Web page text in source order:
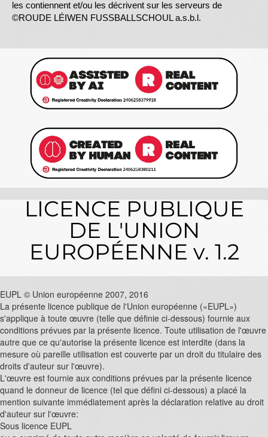
les contiennent et/ou les décrivent sur les serveurs de
©ROUDE LÉIWEN FUSSBALLSCHOUL a.s.b.l.
LICENCE PUBLIQUE
DE L'UNION
EUROPÉENNE v. 1.2
EUPL © Union européenne 2007, 2016
La présente licence publique de l'Union européenne («EUPL»)
s'applique à toute œuvre (telle que définie ci-dessous) fournie aux
conditions prévues par la présente licence. Toute utilisation de l'œuvre
autre que ce qu'autorise la présente licence est interdite (dans la
mesure où pareille utilisation est couverte par un droit du titulaire des
droits d'auteur sur l'œuvre).
L'œuvre est fournie aux conditions prévues par la présente licence
quand le donneur de licence (tel que défini ci-dessous) a placé la
mention suivante immédiatement après la déclaration relative au droit
d'auteur sur l'œuvre:
Sous licence EUPL